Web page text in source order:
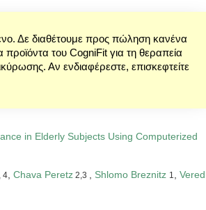
Δε διαθέτουμε προς πώληση κανένα
του CogniFit για τη θεραπεία
Αν ενδιαφέρεστε, επισκεφτείτε
in Elderly Subjects Using Computerized
4 Chava Peretz 2,3 Shlomo Breznitz 1
Vered